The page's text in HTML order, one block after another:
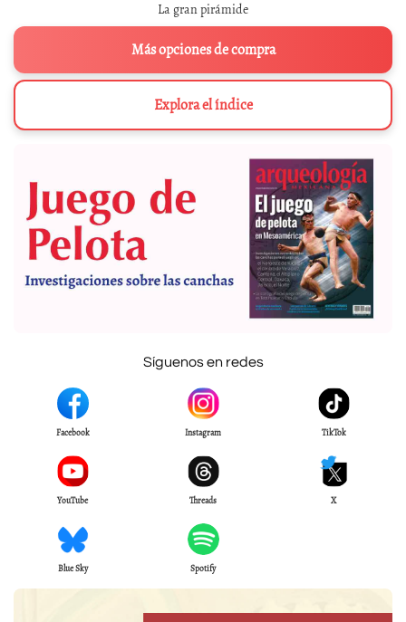
La gran pirámide
Más opciones de compra
Explora el índice
Síguenos en redes
Facebook Instagram TikTok
YouTube Threads X
Blue Sky Spotify